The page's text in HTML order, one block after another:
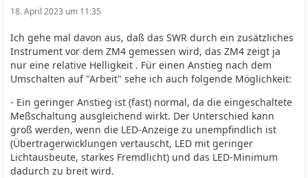
18. April 2023 um 11:35
Ich gehe mal davon aus, daß das SWR durch ein zusätzliches
Instrument vor dem ZM4 gemessen wird, das ZM4 zeigt ja
nur eine relative Helligkeit . Für einen Anstieg nach dem
Umschalten auf "Arbeit" sehe ich auch folgende Möglichkeit:
- Ein geringer Anstieg ist (fast) normal, da die eingeschaltete
Meßschaltung ausgleichend wirkt. Der Unterschied kann
groß werden, wenn die LED-Anzeige zu unempfindlich ist
(Übertragerwicklungen vertauscht, LED mit geringer
Lichtausbeute, starkes Fremdlicht) und das LED-Minimum
dadurch zu breit wird.